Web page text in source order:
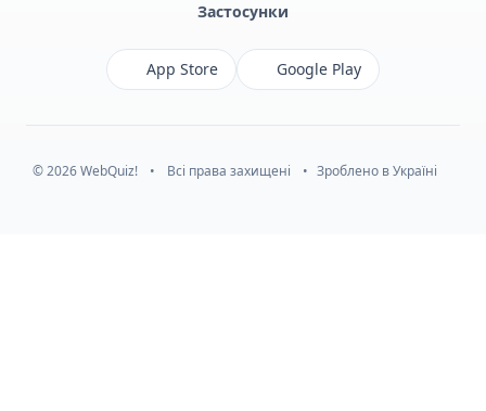
Застосунки
App Store Google Play
© 2026 WebQuiz! • Всі права захищені • Зроблено в Україні